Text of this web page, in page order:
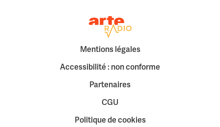
Retour à la page d'accueil
Mentions légales
Accessibilité : non conforme
Partenaires
CGU
Politique de cookies